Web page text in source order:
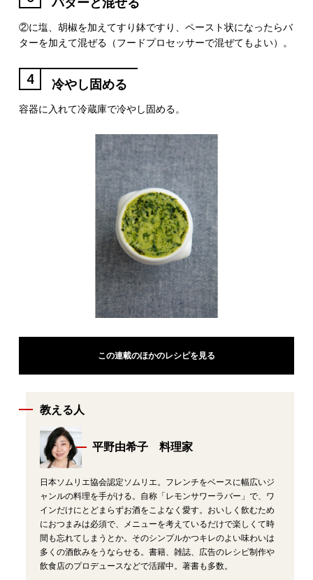
バターと混ぜる
②に塩、胡椒を加えてすり鉢ですり、ペースト状になったらバ
ターを加えて混ぜる（フードプロセッサーで混ぜてもよい）。
4 冷やし固める
容器に入れて冷蔵庫で冷やし固める。
この連載のほかのレシピを見る
教える人
平野由希子 料理家
日本ソムリエ協会認定ソムリエ。フレンチをベースに幅広いジ
ャンルの料理を手がける。自称「レモンサワーラバー」で、ワ
インだけにとどまらずお酒をこよなく愛す。おいしく飲むため
におつまみは必須で、メニューを考えているだけで楽しくて時
間も忘れてしまうとか。そのシンプルかつキレのよい味わいは
多くの酒飲みをうならせる。書籍、雑誌、広告のレシピ制作や
飲食店のプロデュースなどで活躍中。著書も多数。